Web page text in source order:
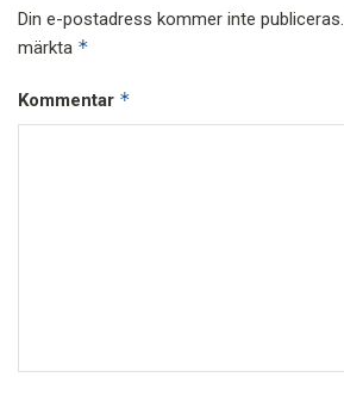
Din e-postadress kommer inte publiceras.
märkta *
Kommentar *